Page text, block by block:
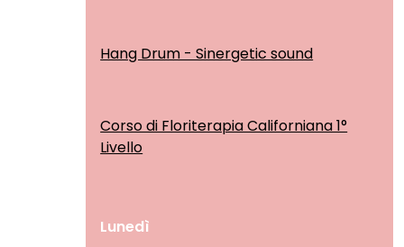
Hang Drum - Sinergetic sound
Corso di Floriterapia Californiana 1°
Livello
Lunedì